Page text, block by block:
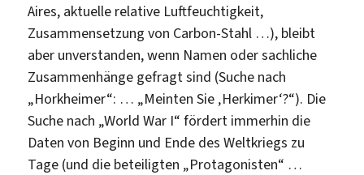
Aires, aktuelle relative Luftfeuchtigkeit,
Zusammensetzung von Carbon-Stahl …), bleibt
aber unverstanden, wenn Namen oder sachliche
Zusammenhänge gefragt sind (Suche nach
„Horkheimer“: … „Meinten Sie ‚Herkimer‘?“). Die
Suche nach „World War I“ fördert immerhin die
Daten von Beginn und Ende des Weltkriegs zu
Tage (und die beteiligten „Protagonisten“ …